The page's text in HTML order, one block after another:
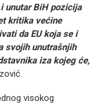
unutar BiH pozicija
kritika većine
da EU koja se i
svojih unutrašnjih
iza kojeg će,
visokog